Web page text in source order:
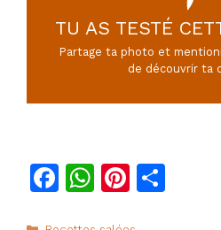
TU AS TESTÉ
Partage ta photo et
de découvrir ta
F
W
Pi
Catégories